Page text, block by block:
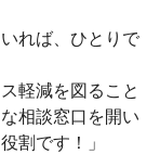
れば、ひとりで
軽減を図ること
相談窓口を開い
割です！」